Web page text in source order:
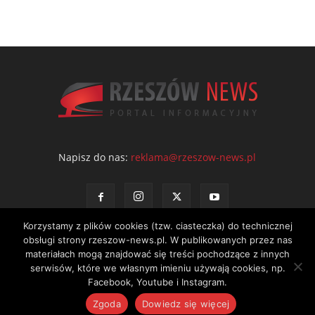
Napisz do nas: reklama@rzeszow-news.pl
Kontakt Polityka prywatności Regulamin portalu
© NEWS Sp. z o.o. - wydawca portalu Rzeszów News. Wszystkie prawa
zastrzeżone. Tel.: 601 97 55 30
Korzystamy z plików cookies (tzw. ciasteczka) do technicznej
obsługi strony rzeszow-news.pl. W publikowanych przez nas
materiałach mogą znajdować się treści pochodzące z innych
serwisów, które we własnym imieniu używają cookies, np.
Facebook, Youtube i Instagram.
Zgoda
Dowiedz się więcej